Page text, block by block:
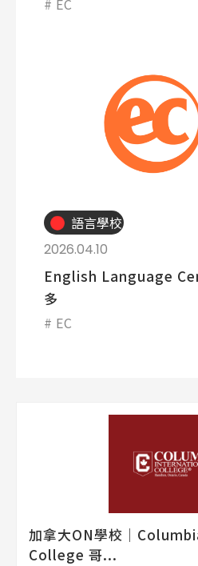
語言學校
2026.04.10
English Language
多
EC
加拿大ON學校
College 哥...